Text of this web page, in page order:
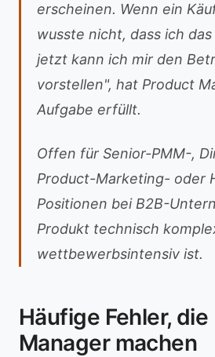
erscheinen. Wenn ein
wusste nicht, dass ich
jetzt kann ich mir den
vorstellen", hat Product
Aufgabe erfüllt.
Offen für Senior-PMM-,
Product-Marketing- oder
Positionen bei B2B-
Produkt technisch
wettbewerbsintensiv ist.
Häufige Fehler,
Manager machen